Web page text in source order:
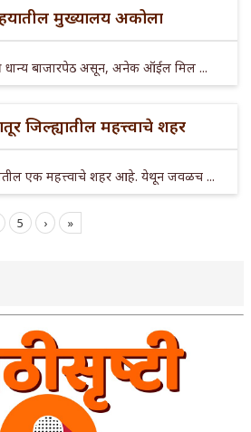
मुख्यालय अकोला
धान्य बाजारपेठ असून, अनेक ऑईल मिल ...
जिल्ह्यातील महत्त्वाचे शहर
एक महत्त्वाचे शहर आहे. येथून जवळच ...
5 › »